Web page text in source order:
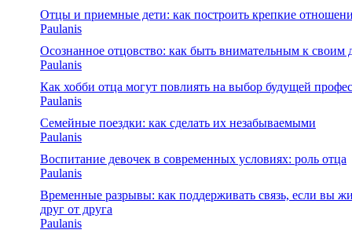
Отцы и приемные дети: как построить крепкие
Paulanis
Осознанное отцовство: как быть внимательным к своим
Paulanis
Как хобби отца могут повлиять на выбор будущей
Paulanis
Семейные поездки: как сделать их незабываемыми
Paulanis
Воспитание девочек в современных условиях: роль отца
Paulanis
Временные разрывы: как поддерживать связь, если вы
друг от друга
Paulanis